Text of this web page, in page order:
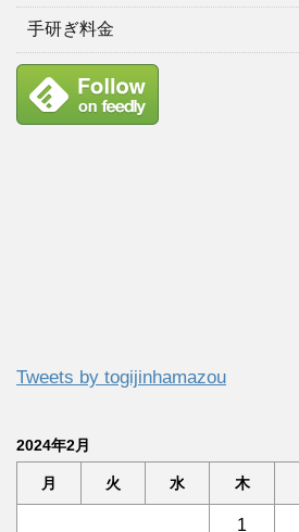
手研ぎ料金
Tweets by togijinhamazou
2024年2月
月 火 水 木
1